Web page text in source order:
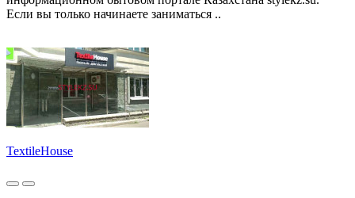
Если вы только начинаете заниматься ..
TextileHouse